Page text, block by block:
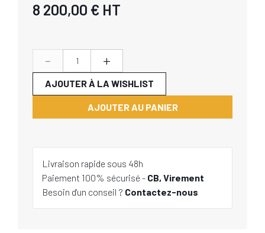
8 200,00 € HT
- +
AJOUTER AU PANIER
AJOUTER À LA WISHLIST
Livraison rapide sous 48h
Paiement 100% sécurisé - CB, Virement
Besoin d'un conseil ? Contactez-nous